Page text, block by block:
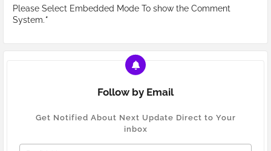
Please Select Embedded Mode To show the Comment
System.*
Follow by Email
Get Notified About Next Update Direct to Your
inbox